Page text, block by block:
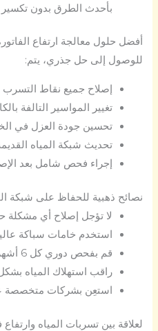
بأحدث الطرق بدون تكسير
أفضل حلول معالجة ارتفاع الفاتورة
للوصول إلى حل جذري، يتم:
إصلاح جميع نقاط التسرب
تغيير المواسير التالفة
تحسين جودة العزل في
تحديث شبكة المياه
إجراء فحص شامل بعد
نصائح ذهبية للحفاظ على شبكة
لا تؤجل إصلاح أي مشكلة
استخدم خامات سباكة
قم بفحص دوري كل 6 أشهر
راقب استهلاك المياه
استعِن بشركات متخصصة
لعلاقة بين تسربات المياه وارتفاع